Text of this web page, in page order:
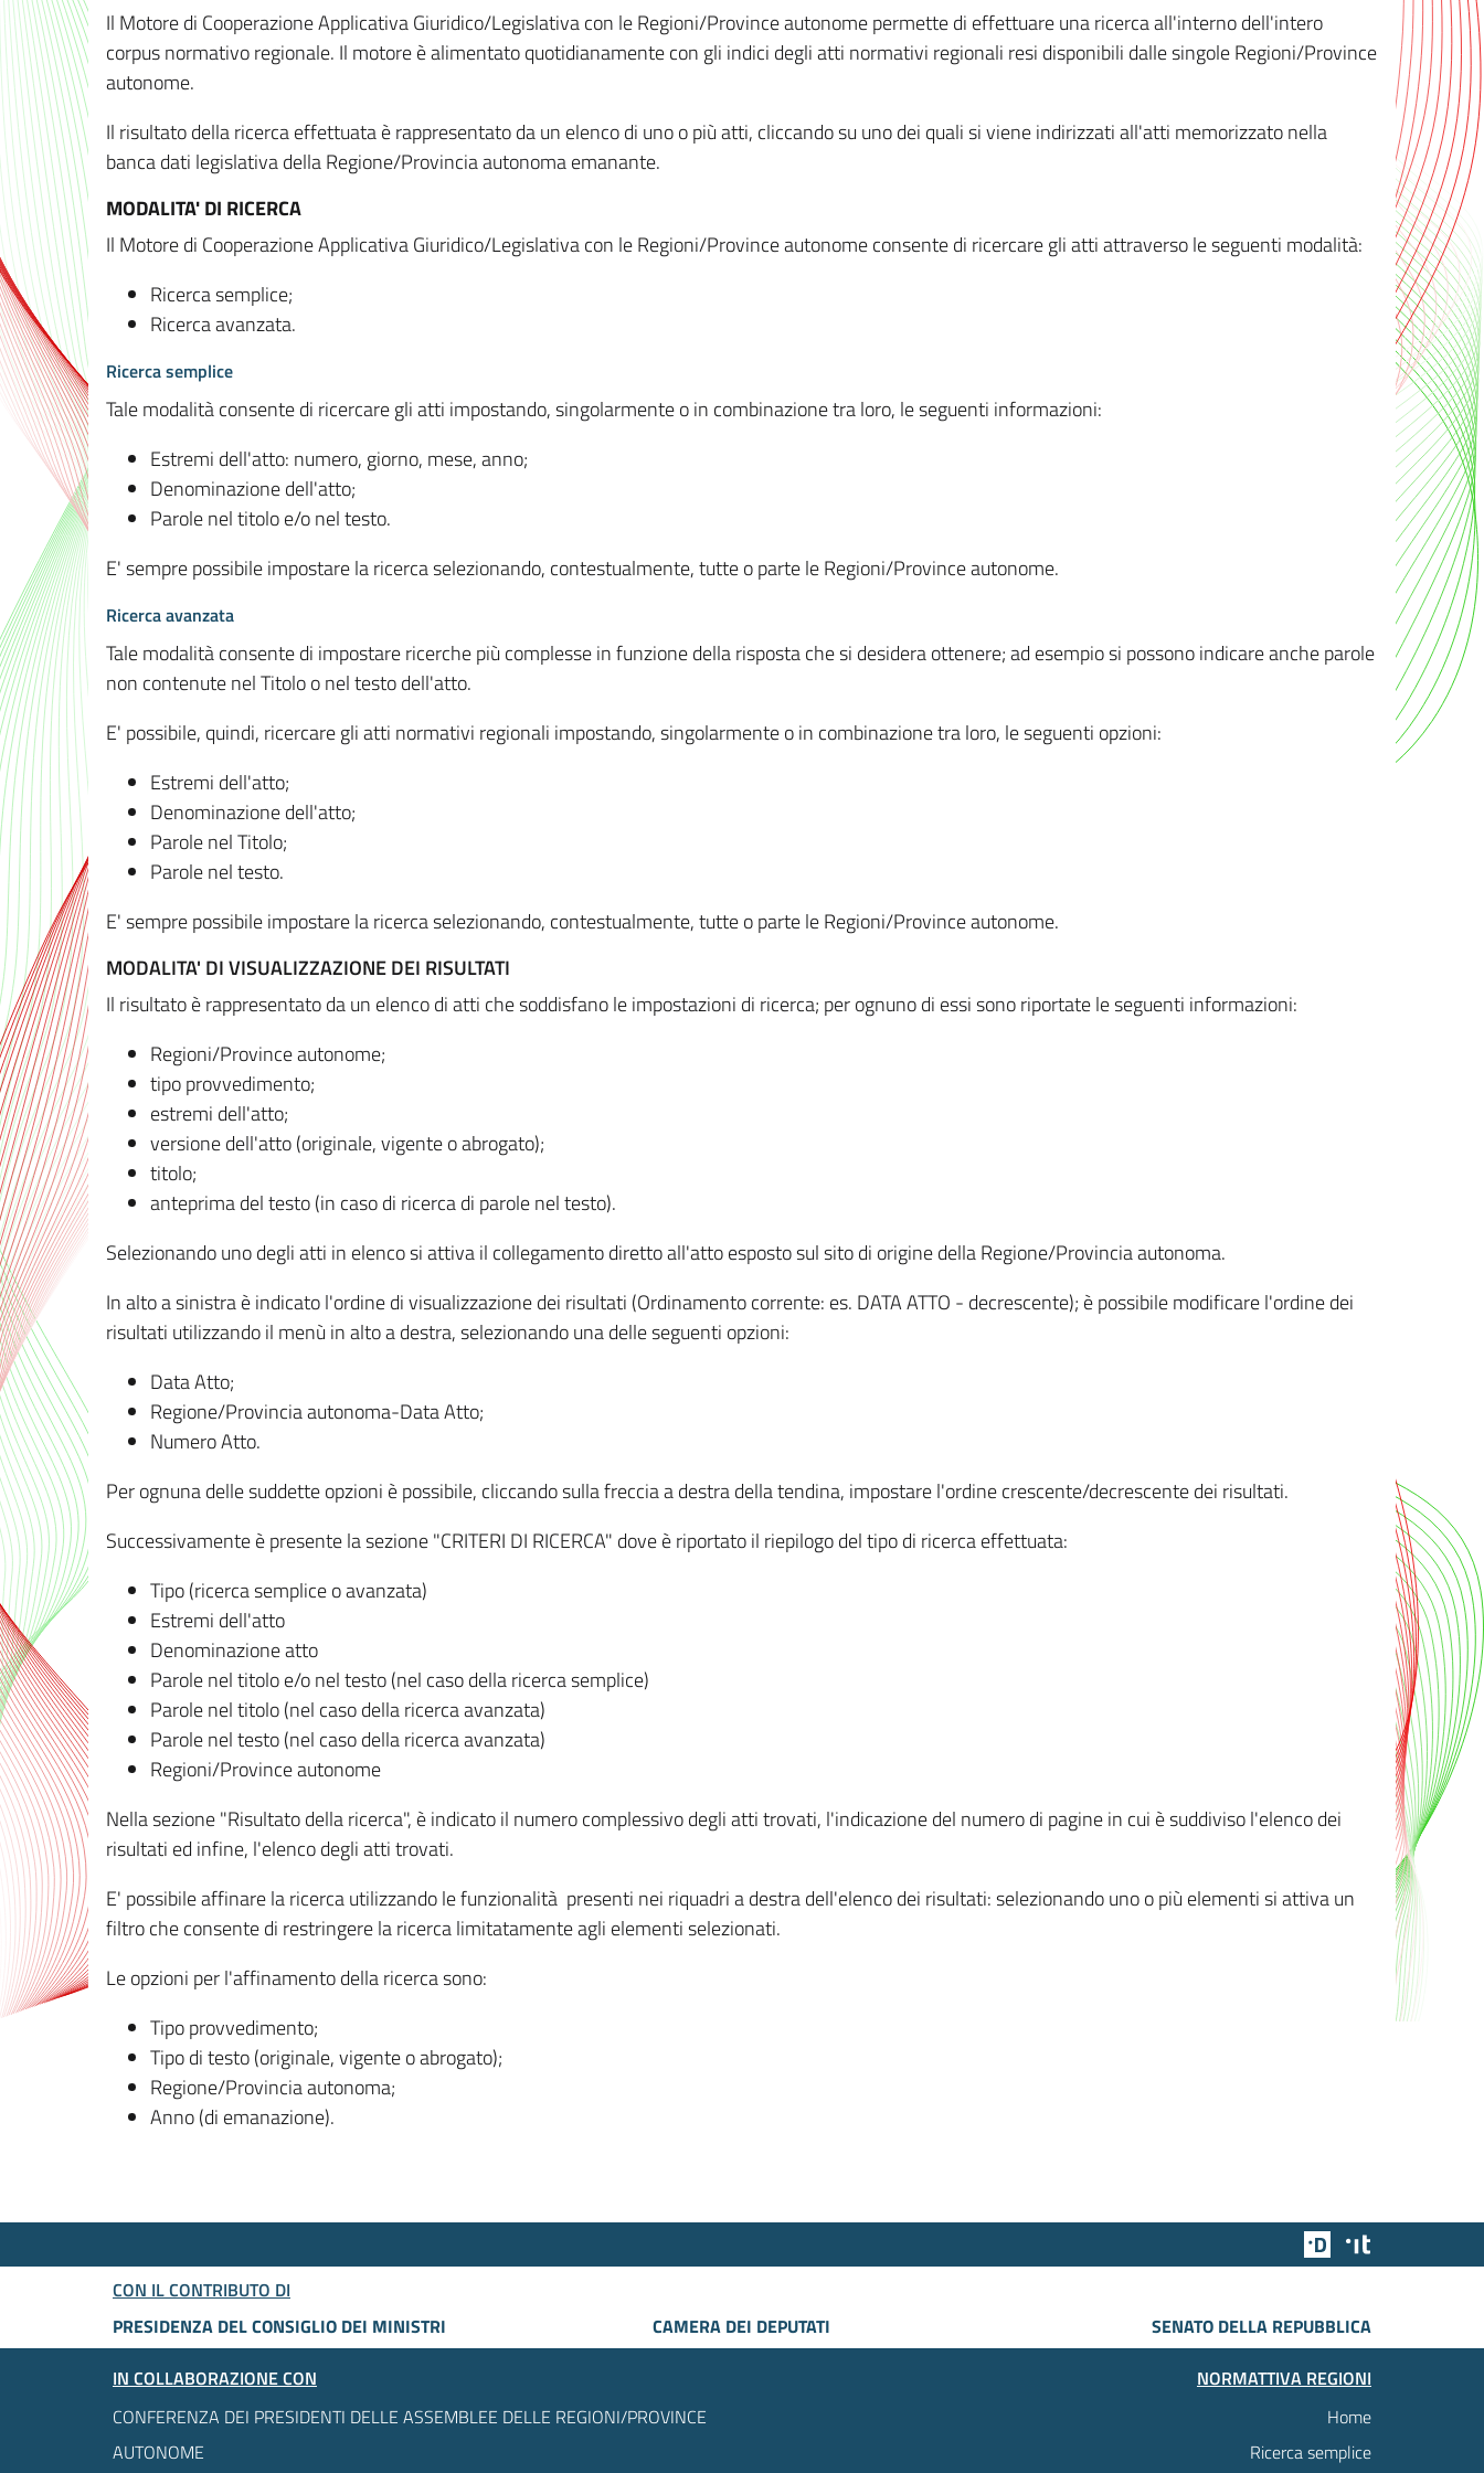
Il Motore di Cooperazione Applicativa Giuridico/Legislativa con le Regioni/Province autonome permette di effettuare una ricerca all'interno dell'intero
corpus normativo regionale. Il motore è alimentato quotidianamente con gli indici degli atti normativi regionali resi disponibili dalle singole Regioni/Province
autonome.
Il risultato della ricerca effettuata è rappresentato da un elenco di uno o più atti, cliccando su uno dei quali si viene indirizzati all'atti memorizzato nella
banca dati legislativa della Regione/Provincia autonoma emanante.
MODALITA' DI RICERCA
Il Motore di Cooperazione Applicativa Giuridico/Legislativa con le Regioni/Province autonome consente di ricercare gli atti attraverso le seguenti modalità:
Ricerca semplice;
Ricerca avanzata.
Ricerca semplice
Tale modalità consente di ricercare gli atti impostando, singolarmente o in combinazione tra loro, le seguenti informazioni:
Estremi dell'atto: numero, giorno, mese, anno;
Denominazione dell'atto;
Parole nel titolo e/o nel testo.
E' sempre possibile impostare la ricerca selezionando, contestualmente, tutte o parte le Regioni/Province autonome.
Ricerca avanzata
Tale modalità consente di impostare ricerche più complesse in funzione della risposta che si desidera ottenere; ad esempio si possono indicare anche parole
non contenute nel Titolo o nel testo dell'atto.
E' possibile, quindi, ricercare gli atti normativi regionali impostando, singolarmente o in combinazione tra loro, le seguenti opzioni:
Estremi dell'atto;
Denominazione dell'atto;
Parole nel Titolo;
Parole nel testo.
E' sempre possibile impostare la ricerca selezionando, contestualmente, tutte o parte le Regioni/Province autonome.
MODALITA' DI VISUALIZZAZIONE DEI RISULTATI
Il risultato è rappresentato da un elenco di atti che soddisfano le impostazioni di ricerca; per ognuno di essi sono riportate le seguenti informazioni:
Regioni/Province autonome;
tipo provvedimento;
estremi dell'atto;
versione dell'atto (originale, vigente o abrogato);
titolo;
anteprima del testo (in caso di ricerca di parole nel testo).
Selezionando uno degli atti in elenco si attiva il collegamento diretto all'atto esposto sul sito di origine della Regione/Provincia autonoma.
In alto a sinistra è indicato l'ordine di visualizzazione dei risultati (Ordinamento corrente: es. DATA ATTO - decrescente); è possibile modificare l'ordine dei
risultati utilizzando il menù in alto a destra, selezionando una delle seguenti opzioni:
Data Atto;
Regione/Provincia autonoma-Data Atto;
Numero Atto.
Per ognuna delle suddette opzioni è possibile, cliccando sulla freccia a destra della tendina, impostare l'ordine crescente/decrescente dei risultati.
Successivamente è presente la sezione "CRITERI DI RICERCA" dove è riportato il riepilogo del tipo di ricerca effettuata:
Tipo (ricerca semplice o avanzata)
Estremi dell'atto
Denominazione atto
Parole nel titolo e/o nel testo (nel caso della ricerca semplice)
Parole nel titolo (nel caso della ricerca avanzata)
Parole nel testo (nel caso della ricerca avanzata)
Regioni/Province autonome
Nella sezione "Risultato della ricerca", è indicato il numero complessivo degli atti trovati, l'indicazione del numero di pagine in cui è suddiviso l'elenco dei
risultati ed infine, l'elenco degli atti trovati.
E' possibile affinare la ricerca utilizzando le funzionalità presenti nei riquadri a destra dell'elenco dei risultati: selezionando uno o più elementi si attiva un
filtro che consente di restringere la ricerca limitatamente agli elementi selezionati.
Le opzioni per l'affinamento della ricerca sono:
Tipo provvedimento;
Tipo di testo (originale, vigente o abrogato);
Regione/Provincia autonoma;
Anno (di emanazione).
Team Digitale
CON IL CONTRIBUTO DI
PRESIDENZA DEL CONSIGLIO DEI MINISTRI
CAMERA DEI DEPUTATI
SENATO DELLA REPUBBLICA
IN COLLABORAZIONE CON
CONFERENZA DEI PRESIDENTI DELLE ASSEMBLEE DELLE REGIONI/PROVINCE
AUTONOME
NORMATTIVA REGIONI
Home
Ricerca semplice